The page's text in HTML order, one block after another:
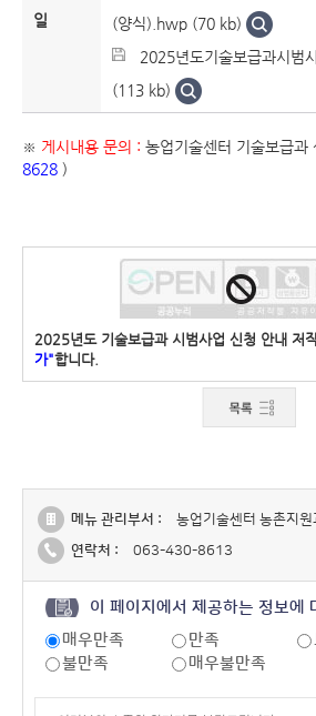
일
(양식).hwp (70 kb)
2025년도기술보급과시범
(113 kb)
※ 게시내용 문의 : 농업기술센터 기술보급
8628 )
2025년도 기술보급과 시범사업 신청 안내 저
가"합니다.
메뉴 관리부서 :
농업기술센터 농촌지원
연락처 :
063-430-8613
이 페이지에서 제공하는 정보에
매우만족
만족
불만족
매우불만족